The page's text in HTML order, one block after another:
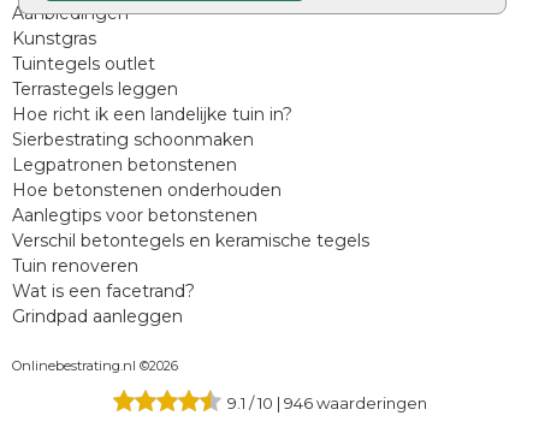
Aanbiedingen
Kunstgras
Tuintegels outlet
Terrastegels leggen
Hoe richt ik een landelijke tuin in?
Sierbestrating schoonmaken
Legpatronen betonstenen
Hoe betonstenen onderhouden
Aanlegtips voor betonstenen
Verschil betontegels en keramische tegels
Tuin renoveren
Wat is een facetrand?
Grindpad aanleggen
Onlinebestrating.nl ©2026
9.1 / 10 | 946 waarderingen